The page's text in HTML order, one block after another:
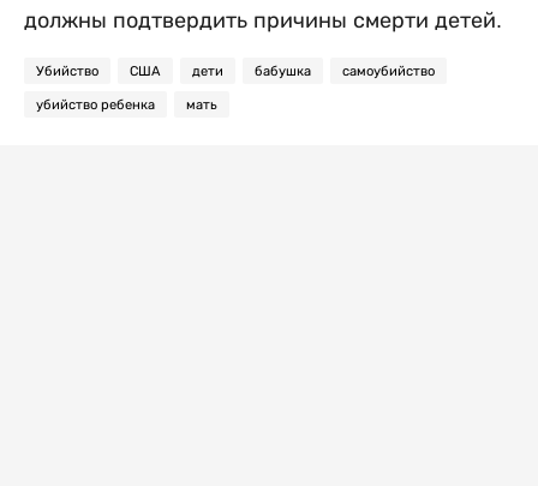
должны подтвердить причины смерти детей.
Убийство США дети бабушка самоубийство
убийство ребенка мать